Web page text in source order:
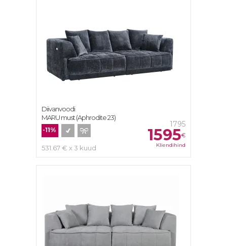
1795
1595€
Kliendihind
-11%
531.67 € x 3 kuud
Diivanvoodi
MARU must (Aphrodite 23)